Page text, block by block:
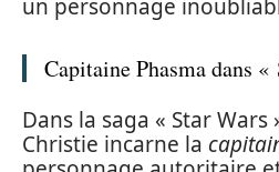
un personnage
Capitaine Phasma dans
Dans la saga « Star Wars
Christie incarne la